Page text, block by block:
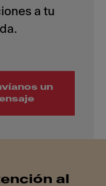
a tu
un
al